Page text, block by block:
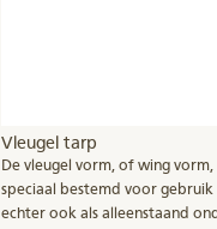
Vleugel tarp
De vleugel vorm, of wing
speciaal bestemd voor
echter ook als alleenstaand